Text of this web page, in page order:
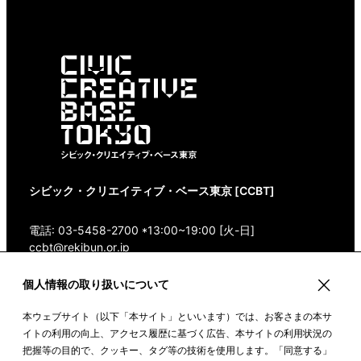
個人情報の取り扱いについて
本ウェブサイト（以下「本サイト」といいます）では、お客さまの本サ
イトの利用の向上、アクセス履歴に基づく広告、本サイトの利用状況の
把握等の目的で、クッキー、タグ等の技術を使用します。「同意する」
シビック・クリエイティブ・ベース東京 [CCBT]
電話: 03-5458-2700 *13:00~19:00 [火-日]
ccbt@rekibun.or.jp
〒150-0001 東京都渋谷区神宮前1-14-4 1/1(ONE)
Google Maps